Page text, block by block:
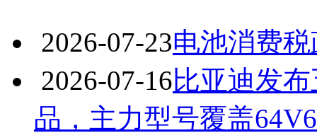
2026-07-23电池消费
2026-07-16比亚迪发
品，主力型号覆盖